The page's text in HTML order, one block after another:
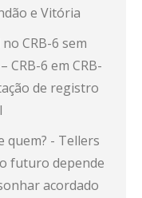
e Vitória
CRB-6 sem
CRB-6 em CRB-
de registro
quem? - Tellers
futuro depende
acordado